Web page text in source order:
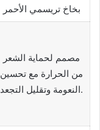
بخاخ تريسمي الأحمر
مصمم لحماية الشعر
من الحرارة مع تحسين
النعومة وتقليل التجعد.